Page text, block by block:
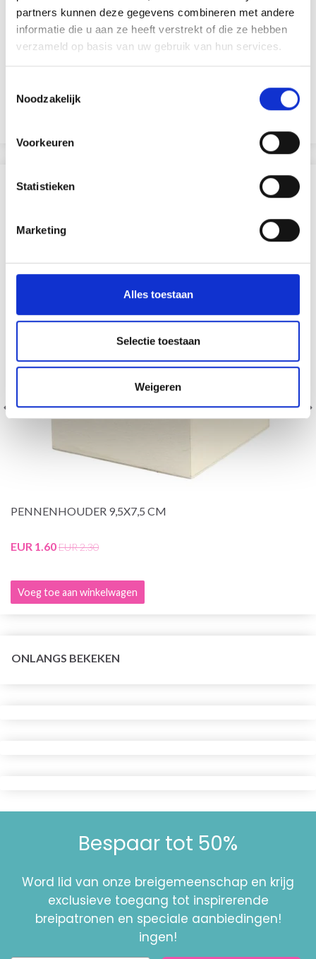
partners kunnen deze gegevens combineren met andere
informatie die u aan ze heeft verstrekt of die ze hebben
verzameld op basis van uw gebruik van hun services.
Noodzakelijk
Voorkeuren
Statistieken
Marketing
Alles toestaan
Selectie toestaan
Weigeren
PENNENHOUDER 9,5X7,5 CM
ANDEREN KOCHTEN OOK
30% korting
PENNENHOUDER 9,5X7,5 CM
EUR 1.60EUR 2.30
Voeg toe aan winkelwagen
ONLANGS BEKEKEN
Bespaar tot 50%
Word lid van onze breigemeenschap en krijg
exclusieve toegang tot inspirerende
breipatronen en speciale aanbiedingen!
ingen!